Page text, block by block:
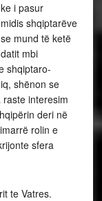
i pasur
shqiptarëve
mund të ketë
mbi
shqiptaro-
shënon se
interesim
deri në
rolin e
sfera
te Vatres.